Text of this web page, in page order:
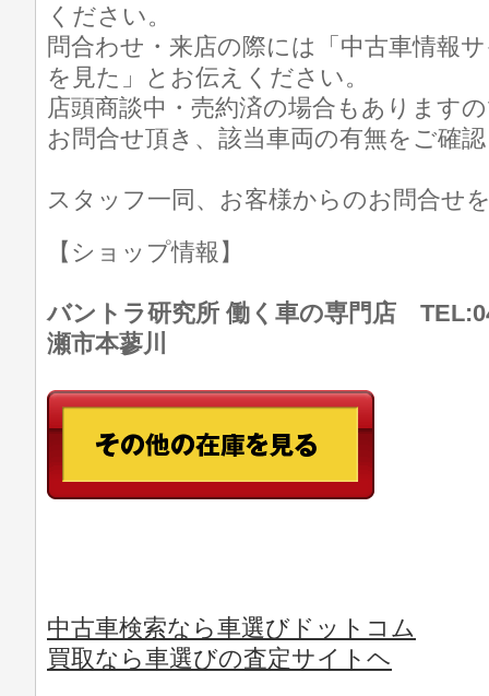
ください。
問合わせ・来店の際には「中古車情報
を見た」とお伝えください。
店頭商談中・売約済の場合もあります
お問合せ頂き、該当車両の有無をご確
スタッフ一同、お客様からのお問合せ
【ショップ情報】
バントラ研究所 働く車の専門店
瀬市本蓼川
中古車検索なら車選びドットコム
買取なら車選びの査定サイトヘ